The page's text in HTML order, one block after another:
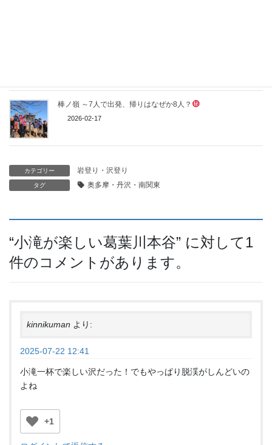
棒ノ嶺 ～7人で出発、帰りはなぜか8人？
2026-02-17
カテゴリー 岩登り・沢登り
タグ 奥多摩・丹沢・南関東
“小滝が楽しい葛葉川本谷” に対して1
件のコメントがあります。
kinnikuman より:
2025-07-22 12:41
小滝一杯で楽しい沢だった！でもやっぱり脱渓がしんどいの
よね
+1